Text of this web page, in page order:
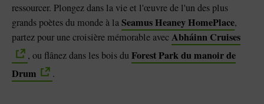
ressourcer. Plongez dans la vie et l'œuvre de l'un des plus
grands poètes du monde à laSeamus Heaney HomePlace,
partez pour une croisière mémorable avecAbháinn Cruises
, ou flânez dans les bois du Forest Park du manoir de
Drum
.